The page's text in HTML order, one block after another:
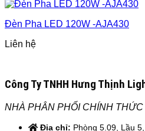
Đèn Pha LED 120W -AJA430
Liên hệ
Công Ty TNHH Hưng Thịnh
NHÀ PHÂN PHỐI CHÍNH
Địa chỉ: Phòng 5.09, Lầu